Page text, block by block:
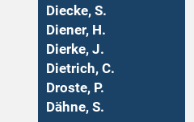
Diecke, S.
Diener, H.
Dierke, J.
Dietrich, C.
Droste, P.
Dähne, S.